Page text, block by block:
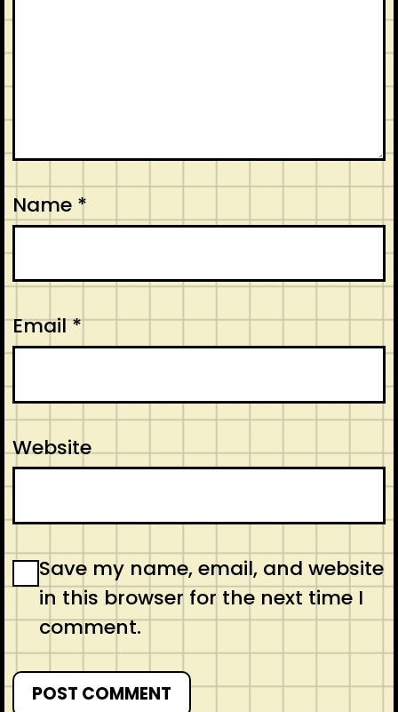
Name *
Email*
Website
Save my name, email, and website
in this browser for the next time I
comment.